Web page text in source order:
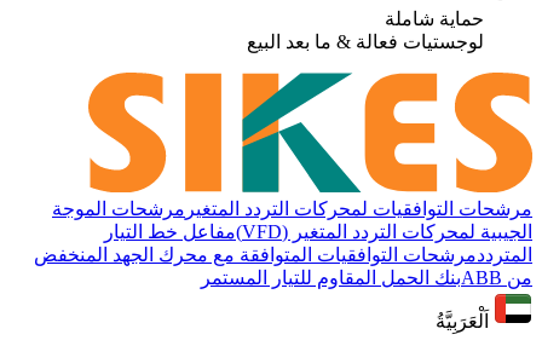
حماية شاملة
لوجستيات فعالة & ما بعد البيع
مرشحات التوافقيات لمحركات التردد المتغير مرشحات الموجة
الجيبية لمحركات التردد المتغير (VFD)
مفاعل خط التيار
المترددمرشحات التوافقيات المتوافقة مع محرك الجهد المنخفض
من ABB
بنك الحمل المقاوم للتيار المستمر
اَلْعَرَبِيَّةُ